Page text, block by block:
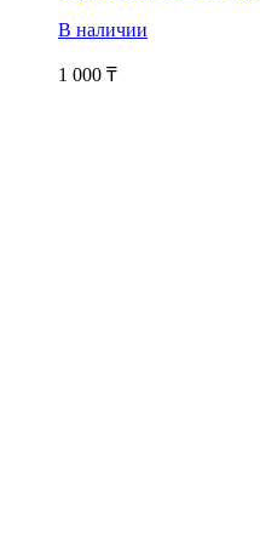
В наличии
1 000 ₸